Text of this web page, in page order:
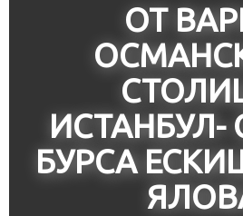
ОТ
ИСТАНБУЛ-
БУРСА